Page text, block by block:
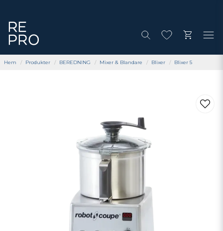
Hem Produkter BEREDNING Mixer & Blandare Blixer Blixer 5